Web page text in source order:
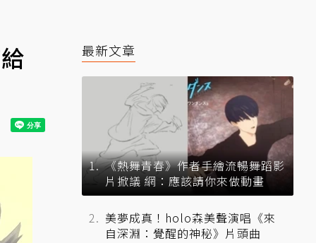
最新文章
《熱舞青春》作者手繪流暢舞蹈影
片掀議 網：應該請你來做動畫
美夢成真！holo森美聲演唱《來
自深淵：覺醒的神秘》片頭曲